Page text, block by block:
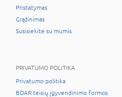
Pristatymas
Grąžinimas
Susisiekite su mumis
PRIVATUMO POLITIKA
Privatumo politika
BDAR teisių įgyvendinimo formos